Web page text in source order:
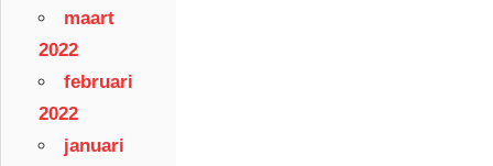
maart
2022
februari
2022
januari